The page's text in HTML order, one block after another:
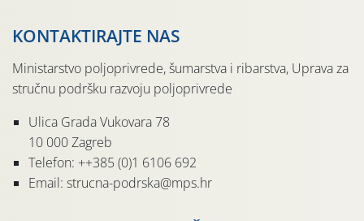
KONTAKTIRAJTE NAS
Ministarstvo poljoprivrede, šumarstva i ribarstva, Uprava za
stručnu podršku razvoju poljoprivrede
Ulica Grada Vukovara 78
10 000 Zagreb
Telefon: ++385 (0)1 6106 692
Email: strucna-podrska@mps.hr